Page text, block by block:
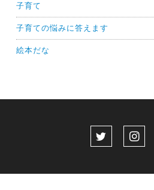
子育て
子育ての悩みに答えます
絵本だな